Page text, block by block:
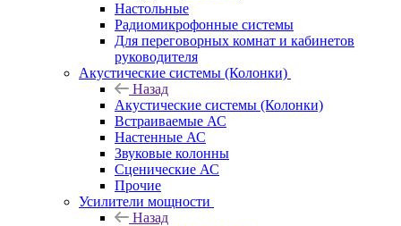
Настольные
Радиомикрофонные системы
Для переговорных комнат и кабинетов
руководителя
Акустические системы (Колонки)
Назад
Акустические системы (Колонки)
Встраиваемые АС
Настенные АС
Звуковые колонны
Сценические АС
Прочие
Усилители мощности
Назад